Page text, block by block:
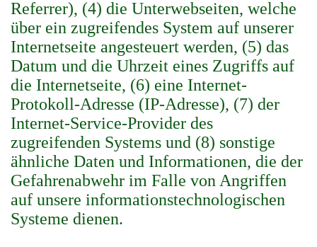
Referrer), (4) die Unterwebseiten, welche
über ein zugreifendes System auf unserer
Internetseite angesteuert werden, (5) das
Datum und die Uhrzeit eines Zugriffs auf
die Internetseite, (6) eine Internet-
Protokoll-Adresse (IP-Adresse), (7) der
Internet-Service-Provider des
zugreifenden Systems und (8) sonstige
ähnliche Daten und Informationen, die der
Gefahrenabwehr im Falle von Angriffen
auf unsere informationstechnologischen
Systeme dienen.